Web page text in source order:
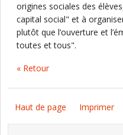
origines sociales des
capital social" et à
plutôt que l’ouverture et
toutes et tous".
« Retour
Haut de page Imprimer